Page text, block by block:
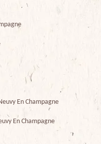
En Champagne
En Champagne